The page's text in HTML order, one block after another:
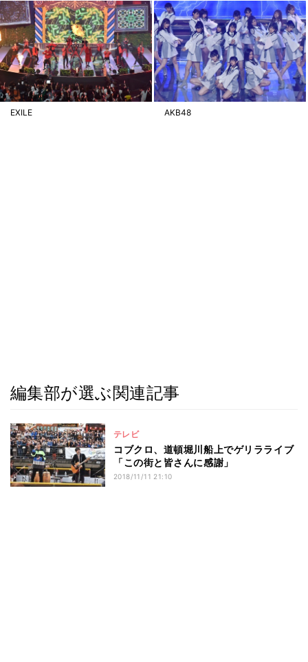
EXILE AKB48
編集部が選ぶ関連記事
テレビ
コブクロ、道頓堀川船上でゲリラライブ
「この街と皆さんに感謝」
2018/11/11 21:10